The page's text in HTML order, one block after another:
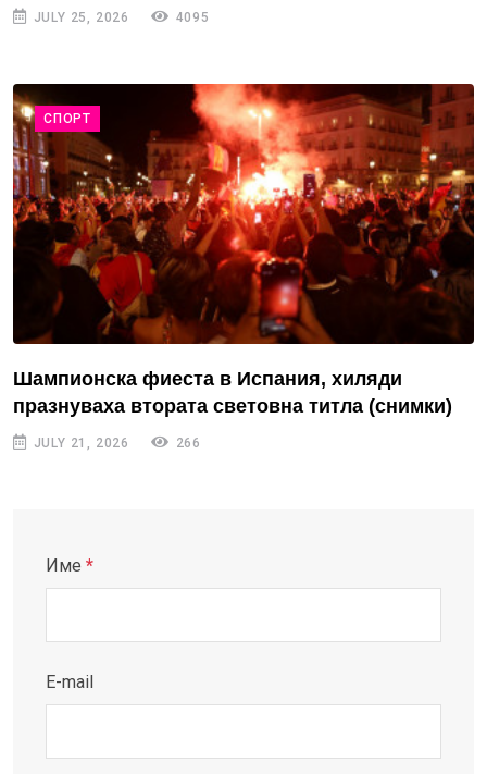
JULY 25, 2026 4095
СПОРТ
Шампионска фиеста в Испания, хиляди
празнуваха втората световна титла (снимки)
JULY 21, 2026 266
Име *
E-mail